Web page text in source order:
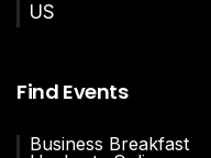
US
Find Events
Business Breakfast